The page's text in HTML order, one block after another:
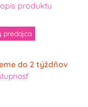
produktu
predajca
do 2 týždňov